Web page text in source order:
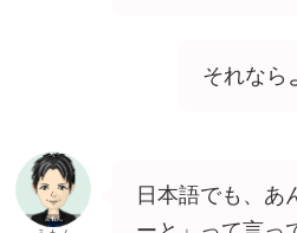
それなら
日本語でも、あ